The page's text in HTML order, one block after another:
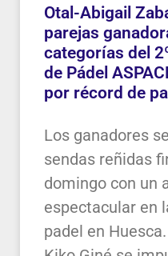
Otal-Abigail
parejas
categorías del
de Pádel
por récord de
Los ganadores
sendas reñidas
domingo con un
espectacular en
padel en